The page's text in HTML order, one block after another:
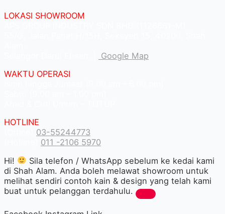
LOKASI SHOWROOM
Google Map
WAKTU OPERASI
HOTLINE
03-55244773
011 -2106 5970
Hi!
Sila telefon / WhatsApp sebelum ke kedai kami
di Shah Alam. Anda boleh melawat showroom untuk
melihat sendiri contoh kain & design yang telah kami
buat untuk pelanggan terdahulu.